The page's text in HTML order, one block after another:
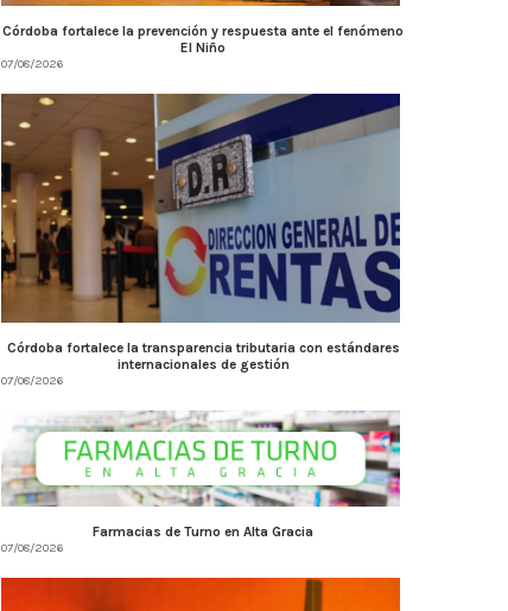
Córdoba fortalece la prevención y respuesta ante el fenómeno
El Niño
07/08/2026
Córdoba fortalece la transparencia tributaria con estándares
internacionales de gestión
07/08/2026
Farmacias de Turno en Alta Gracia
07/08/2026